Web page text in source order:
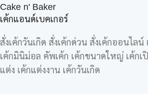
Cake n' Baker
เค้กแอนด์เบคเกอร์
สั่งเค้กวันเกิด สั่งเค้กด่วน สั่งเค้กออนไลน์
เค้กมินิม่อล คัพเค้ก เค้กขนาดใหญ่ เค้กเ
แต่ง เค้กแต่งงาน เค้กวันเกิด